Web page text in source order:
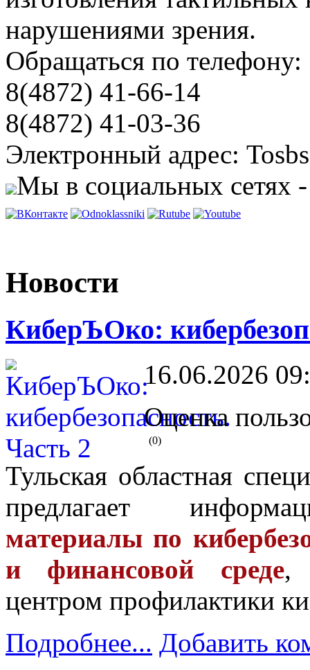
нарушениями зрения.
Обращаться по телефону:
8(4872) 41-66-14
8(4872) 41-03-36
Электронный адрес:
Мы в социальных сетях
Новости
КиберЪОко:
16.06.2026
Оценка
(0)
Тульская областная
предлагает
материалы по
и финансовой среде,
центром профилактики
Подробнее... Добавить